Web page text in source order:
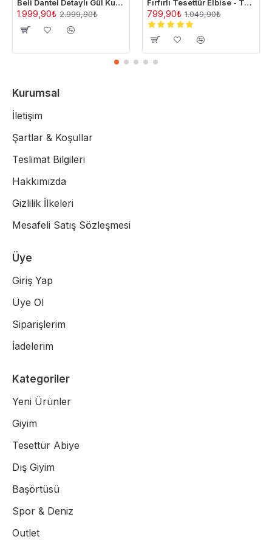
Beli Dantel Detaylı Gül Kurusu Tesettür Abiye Elbise
1.999,90₺ 2.999,90₺
Fırfırlı Tesettür Elbise - Taba
799,90₺ 1.049,90₺
Kurumsal
İletişim
Şartlar & Koşullar
Teslimat Bilgileri
Hakkımızda
Gizlilik İlkeleri
Mesafeli Satış Sözleşmesi
Üye
Giriş Yap
Üye Ol
Siparişlerim
İadelerim
Kategoriler
Yeni Ürünler
Giyim
Tesettür Abiye
Dış Giyim
Başörtüsü
Spor & Deniz
Outlet